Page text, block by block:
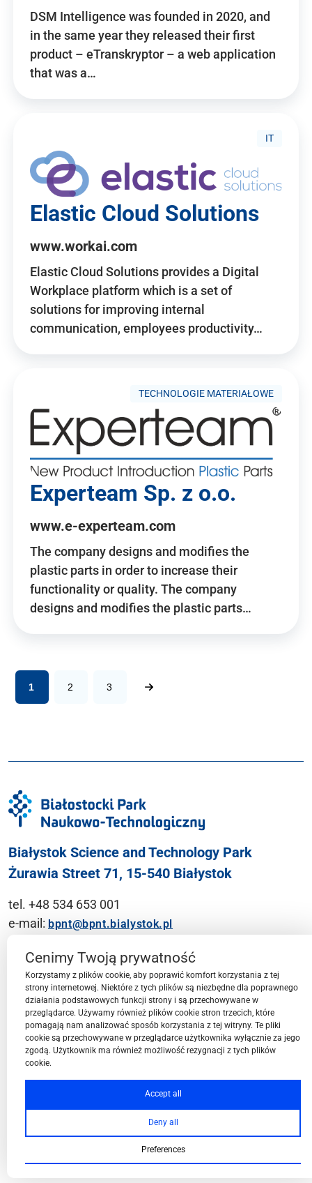
DSM Intelligence was founded in 2020, and
in the same year they released their first
product – eTranskryptor – a web application
that was a…
IT
Elastic Cloud Solutions
www.workai.com
Elastic Cloud Solutions provides a Digital
Workplace platform which is a set of
solutions for improving internal
communication, employees productivity…
TECHNOLOGIE MATERIAŁOWE
Experteam Sp. z o.o.
www.e-experteam.com
The company designs and modifies the
plastic parts in order to increase their
functionality or quality. The company
designs and modifies the plastic parts…
1 2 3
Białystok Science and Technology Park
Żurawia Street 71, 15-540 Białystok
tel. +48 534 653 001
e-mail: bpnt@bpnt.bialystok.pl
Contact
BPN-T Area
BPN-T Offer
Cenimy Twoją prywatność
Korzystamy z plików cookie, aby poprawić komfort korzystania z tej
strony internetowej. Niektóre z tych plików są niezbędne dla poprawnego
działania podstawowych funkcji strony i są przechowywane w
przeglądarce. Używamy również plików cookie stron trzecich, które
pomagają nam analizować sposób korzystania z tej witryny. Te pliki
cookie są przechowywane w przeglądarce użytkownika wyłącznie za jego
zgodą. Użytkownik ma również możliwość rezygnacji z tych plików
cookie.
Accept all
Deny all
Preferences